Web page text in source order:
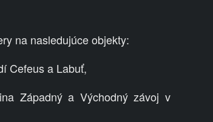
na nasledujúce objekty:
Cefeus a Labuť,
Západný a Východný závoj v